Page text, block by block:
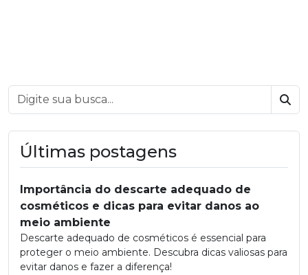
Últimas postagens
Importância do descarte adequado de
cosméticos e dicas para evitar danos ao
meio ambiente
Descarte adequado de cosméticos é essencial para
proteger o meio ambiente. Descubra dicas valiosas para
evitar danos e fazer a diferença!